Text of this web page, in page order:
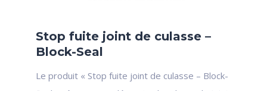
Stop fuite joint de culasse –
Block-Seal
Le produit « Stop fuite joint de culasse – Block-